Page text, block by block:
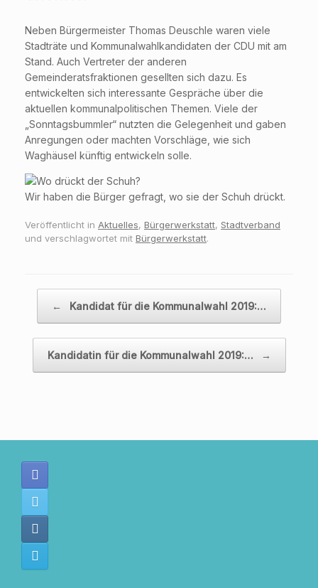
Neben Bürgermeister Thomas Deuschle waren viele
Stadträte und Kommunalwahlkandidaten der CDU mit am
Stand. Auch Vertreter der anderen
Gemeinderatsfraktionen gesellten sich dazu. Es
entwickelten sich interessante Gespräche über die
aktuellen kommunalpolitischen Themen. Viele der
„Sonntagsbummler“ nutzten die Gelegenheit und gaben
Anregungen oder machten Vorschläge, wie sich
Waghäusel künftig entwickeln solle.
Wir haben die Bürger gefragt, wo sie der Schuh drückt.
Veröffentlicht in Aktuelles, Bürgerwerkstatt, Stadtverband
und verschlagwortet mit Bürgerwerkstatt.
← Kandidat für die Kommunalwahl 2019:…
Kandidatin für die Kommunalwahl 2019:… →